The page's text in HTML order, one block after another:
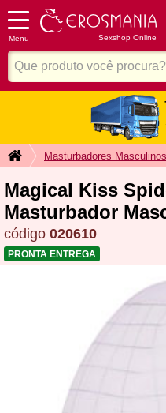
Menu Sexshop Online
Masturbadores Masculinos
Magical Kiss
Masturbador
código 020610
PRONTA ENTREGA